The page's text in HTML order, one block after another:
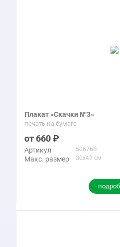
Плакат «Скачки №3»
печать на бумаге
660
Артикул 50676B
Макс. размер 30x47 см